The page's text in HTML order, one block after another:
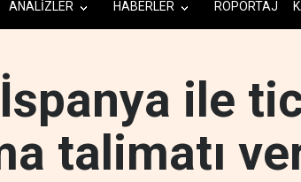
ANALİZLER HABERLER RÖPORTAJ
ile
talimatı